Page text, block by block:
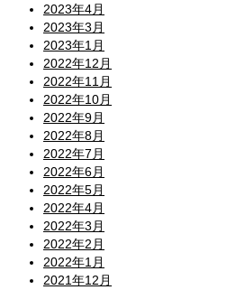
2023年4月
2023年3月
2023年1月
2022年12月
2022年11月
2022年10月
2022年9月
2022年8月
2022年7月
2022年6月
2022年5月
2022年4月
2022年3月
2022年2月
2022年1月
2021年12月